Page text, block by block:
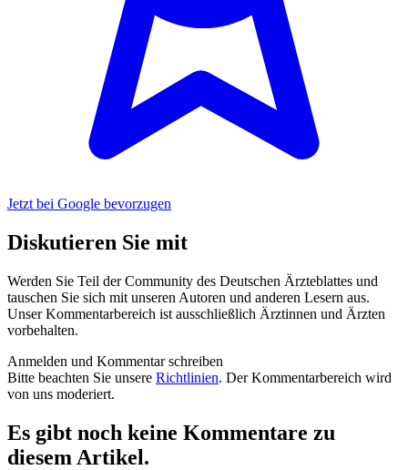
Jetzt bei Google bevorzugen
Diskutieren Sie mit
Werden Sie Teil der Community des Deutschen Ärzteblattes und
tauschen Sie sich mit unseren Autoren und anderen Lesern aus.
Unser Kommentarbereich ist ausschließlich Ärztinnen und Ärzten
vorbehalten.
Anmelden und Kommentar schreiben
Bitte beachten Sie unsere Richtlinien. Der Kommentarbereich wird
von uns moderiert.
Es gibt noch keine Kommentare zu
diesem Artikel.